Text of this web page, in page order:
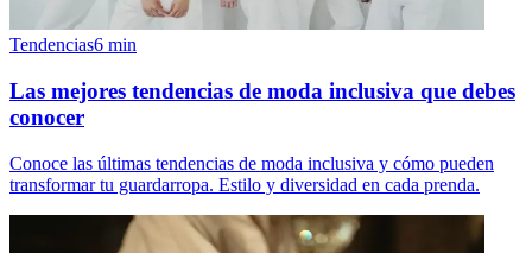
Tendencias6 min
Las mejores tendencias de moda inclusiva que debes
conocer
Conoce las últimas tendencias de moda inclusiva y cómo pueden
transformar tu guardarropa. Estilo y diversidad en cada prenda.